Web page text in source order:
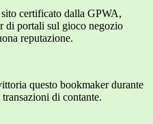
certificato dalla GPWA,
di portali sul gioco negozio
reputazione.
questo bookmaker durante
di contante.